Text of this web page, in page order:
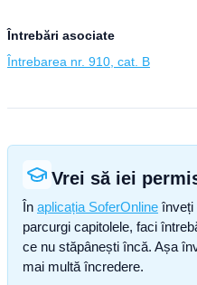
Întrebări asociate
Întrebarea nr. 910, cat. B
Vrei să iei
În aplicația SoferOnline înveți
parcurgi capitolele, faci
ce nu stăpânești încă. Așa
mai multă încredere.